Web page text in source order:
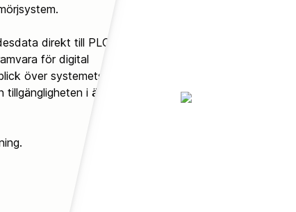
direkt till PLC-
för digital
över systemets
i även